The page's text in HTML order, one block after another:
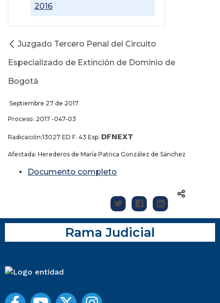
2016
Juzgado Tercero Penal del Circuito
Especializado de Extinción de Dominio de
Bogotá
Septiembre 27 de 2017
Proceso: 2017 -047-03
Radicación:13027 ED F. 43 Esp. DFNEXT
Afectada: Herederos de María Patrica González de Sánchez
Documento completo
Rama Judicial